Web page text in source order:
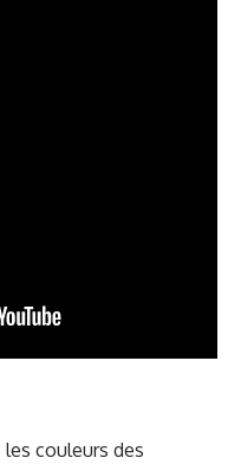
les couleurs des